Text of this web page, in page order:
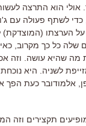
אולי הוא התרצה
כדי לשתף פעולה עם ג'
הערצתו (המוצדקת)
שלה כל כך מקרוב
מה שהיא עושה
וזה
לשניה
היא
אלמודובר כעת הפך
תקצירים וזה